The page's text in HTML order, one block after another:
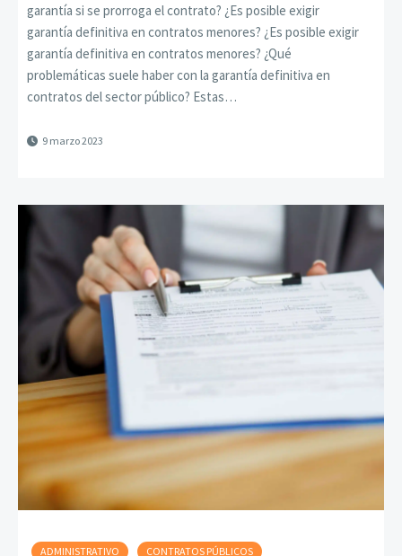
garantía si se prorroga el contrato? ¿Es posible exigir
garantía definitiva en contratos menores? ¿Es posible exigir
garantía definitiva en contratos menores? ¿Qué
problemáticas suele haber con la garantía definitiva en
contratos del sector público? Estas…
9 marzo 2023
ADMINISTRATIVO CONTRATOS PÚBLICOS